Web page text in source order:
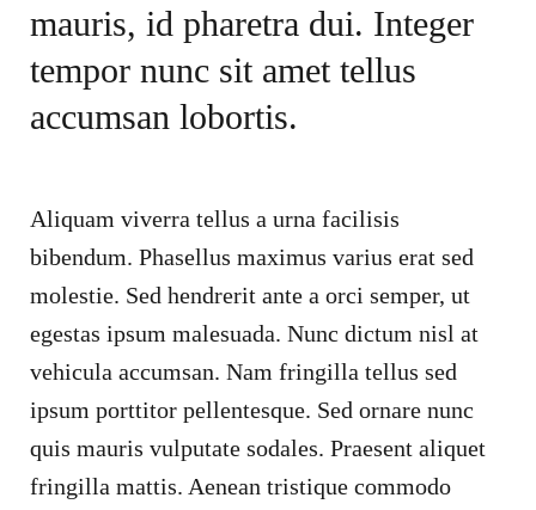
mauris, id pharetra dui. Integer
tempor nunc sit amet tellus
accumsan lobortis.
Aliquam viverra tellus a urna facilisis
bibendum. Phasellus maximus varius erat sed
molestie. Sed hendrerit ante a orci semper, ut
egestas ipsum malesuada. Nunc dictum nisl at
vehicula accumsan. Nam fringilla tellus sed
ipsum porttitor pellentesque. Sed ornare nunc
quis mauris vulputate sodales. Praesent aliquet
fringilla mattis. Aenean tristique commodo